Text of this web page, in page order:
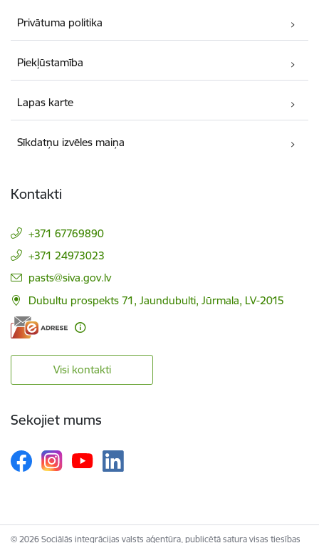
Privātuma politika
Piekļūstamība
Lapas karte
Sīkdatņu izvēles maiņa
Kontakti
+371 67769890
+371 24973023
E-pasts:
pasts@siva.gov.lv
Dubultu prospekts 71, Jaundubulti, Jūrmala, LV-2015
Visi kontakti
Sekojiet mums
© 2026 Sociālās integrācijas valsts aģentūra, publicētā satura visas tiesības